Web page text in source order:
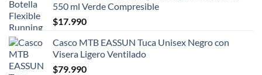
550 ml Verde Compresible
$17.990
Casco MTB EASSUN Tuca Unisex Negro con
Visera Ligero Ventilado
$79.990